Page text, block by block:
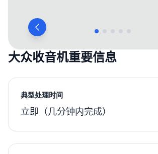
大众收音机重要信息
典型处理时间
立即（几分钟内完成）